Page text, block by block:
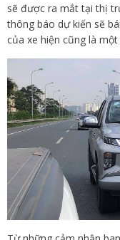
sẽ được ra mắt tại thị
thông báo dự kiến sẽ
của xe hiện cũng là